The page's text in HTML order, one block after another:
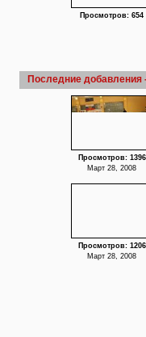
Просмотров: 654
Последние
Просмотров: 1396
Март 28, 2008
Просмотров: 1206
Март 28, 2008